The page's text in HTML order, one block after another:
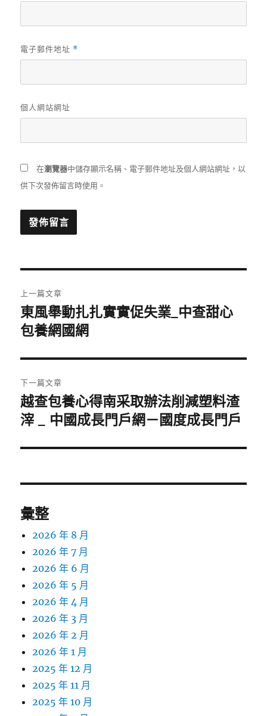
電子郵件地址 *
個人網站網址
在瀏覽器中儲存顯示名稱、電子郵件地址及個人網站網址，以
供下次發佈留言時使用。
章
導
覽
上一篇文章
上
一
文
章:
東風舉動扎扎實實促失業_中查甜心
包養網國網
下一篇文章
下
一
文
越查包養心得南采取辦法削減塑料渣
滓 _ 中國成長門戶網－國度成長門戶
彙整
2026 年 8 月
2026 年 7 月
2026 年 6 月
2026 年 5 月
2026 年 4 月
2026 年 3 月
2026 年 2 月
2026 年 1 月
2025 年 12 月
2025 年 11 月
2025 年 10 月